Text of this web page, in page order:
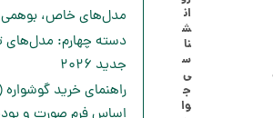
مدل‌های خاص،
دسته چهارم: مدل‌های
جدید ۲۰۲۶
راهنمای خرید گوشواره
ان
ش
نا
س
ی
ج
وا
ت
ر
ط
ل
ا
ا
ز
ک
5
0
,
8
2